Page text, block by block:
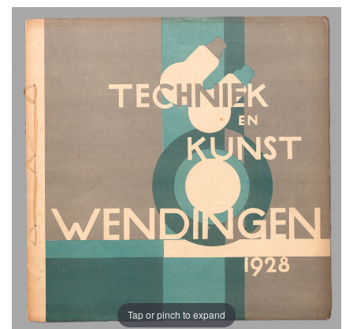
Tap or pinch to expand